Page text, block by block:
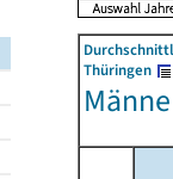
Thüringen